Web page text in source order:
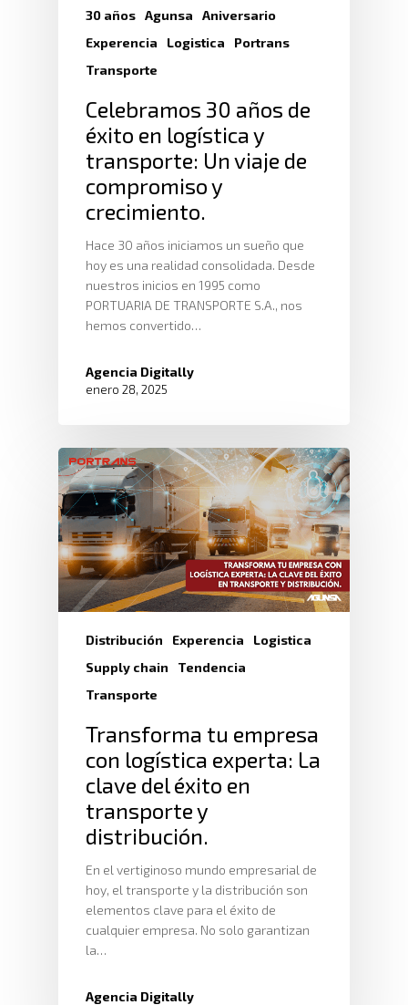
30 años Agunsa
Aniversario
Experencia
Logistica
Portrans
Transporte
Celebramos 30 años de
éxito en logística y
transporte: Un viaje de
compromiso y
crecimiento.
Hace 30 años iniciamos un sueño que
hoy es una realidad consolidada. Desde
nuestros inicios en 1995 como
PORTUARIA DE TRANSPORTE S.A., nos
hemos convertido…
Agencia Digitally
enero 28, 2025
Distribución Experencia
Logistica
Supply chain
Tendencia
Transporte
Transforma tu empresa
con logística experta: La
clave del éxito en
transporte y
distribución.
En el vertiginoso mundo empresarial de
hoy, el transporte y la distribución son
elementos clave para el éxito de
cualquier empresa. No solo garantizan
la…
Agencia Digitally
Inicio
Políticas
Certificaciones
Almacenamiento Y
Integral
Acondicionamiento De
Centros De
Distribución